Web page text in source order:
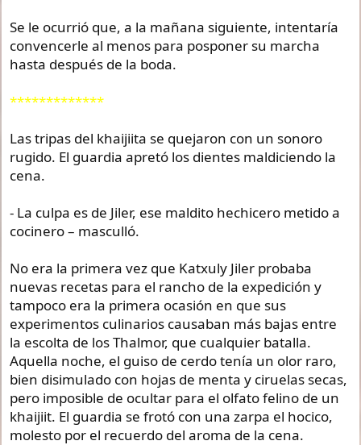
Se le ocurrió que, a la mañana siguiente, intentaría
convencerle al menos para posponer su marcha
hasta después de la boda.
*************
Las tripas del khaijiita se quejaron con un sonoro
rugido. El guardia apretó los dientes maldiciendo la
cena.
- La culpa es de Jiler, ese maldito hechicero metido a
cocinero – masculló.
No era la primera vez que Katxuly Jiler probaba
nuevas recetas para el rancho de la expedición y
tampoco era la primera ocasión en que sus
experimentos culinarios causaban más bajas entre
la escolta de los Thalmor, que cualquier batalla.
Aquella noche, el guiso de cerdo tenía un olor raro,
bien disimulado con hojas de menta y ciruelas secas,
pero imposible de ocultar para el olfato felino de un
khaijiit. El guardia se frotó con una zarpa el hocico,
molesto por el recuerdo del aroma de la cena.